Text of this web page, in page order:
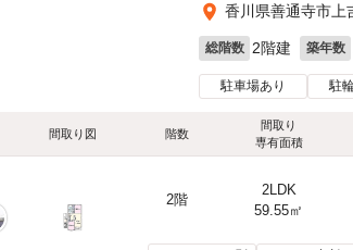
香川県善通寺市上
総階数 2階建 築年数
駐車場あり 駐
間取り図 階数
間取り
専有面積
2階
2LDK
59.55㎡